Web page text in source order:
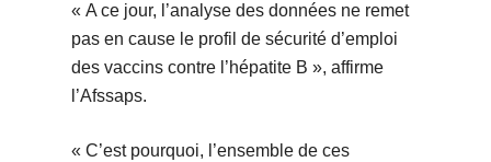
« A ce jour, l’analyse des données ne remet
pas en cause le profil de sécurité d’emploi
des vaccins contre l’hépatite B », affirme
l’Afssaps.
« C’est pourquoi, l’ensemble de ces